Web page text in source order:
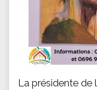
La présidente de